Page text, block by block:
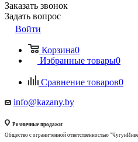
Заказать звонок
Задать вопрос
Войти
Корзина0
Избранные товары0
Сравнение товаров0
info@kazany.by
Розничные продажи:
Общество с ограниченной ответственностью